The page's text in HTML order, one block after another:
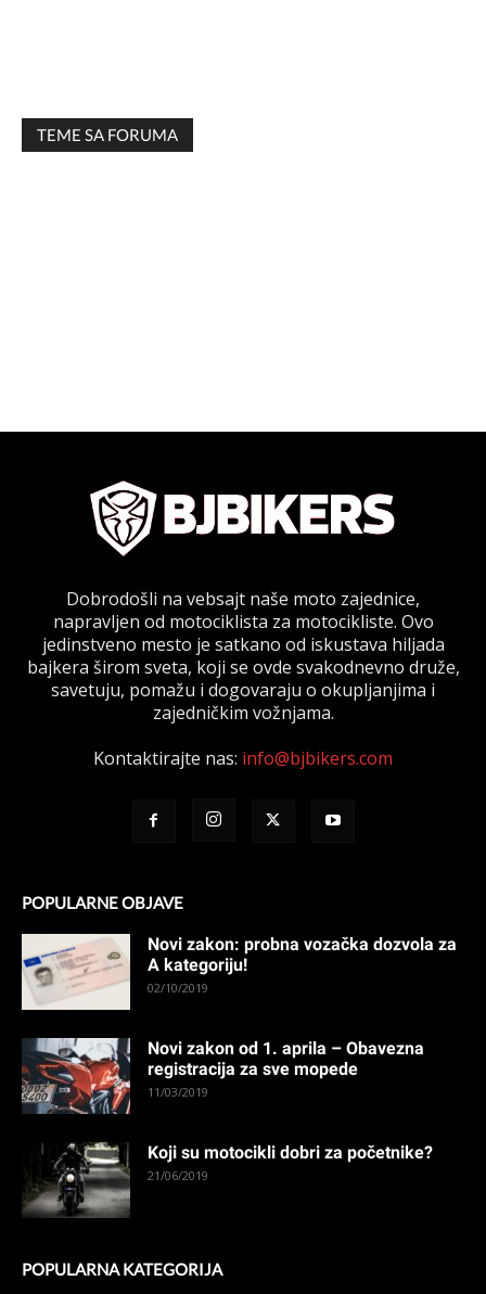
TEME SA FORUMA
Dobrodošli na vebsajt naše moto zajednice,
napravljen od motociklista za motocikliste. Ovo
jedinstveno mesto je satkano od iskustava hiljada
bajkera širom sveta, koji se ovde svakodnevno druže,
savetuju, pomažu i dogovaraju o okupljanjima i
zajedničkim vožnjama.
Kontaktirajte nas: info@bjbikers.com
POPULARNE OBJAVE
Novi zakon: probna vozačka dozvola za
A kategoriju!
02/10/2019
Novi zakon od 1. aprila – Obavezna
registracija za sve mopede
11/03/2019
Koji su motocikli dobri za početnike?
21/06/2019
POPULARNA KATEGORIJA